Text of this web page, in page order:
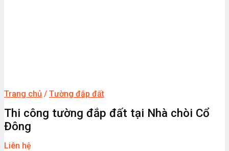
Trang chủ / Tường đắp đất
Thi công tường đắp đất tại Nhà chòi Cổ
Đông
Liên hệ